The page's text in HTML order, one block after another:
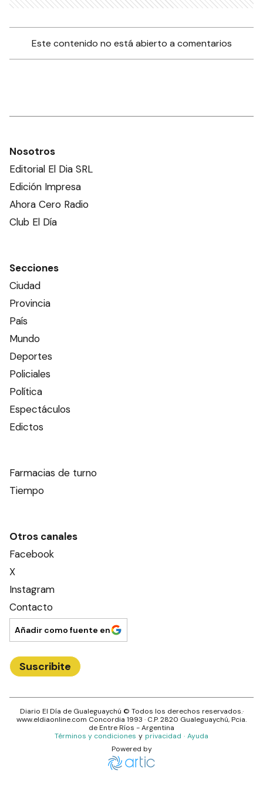
Este contenido no está abierto a comentarios
Nosotros
Editorial El Dia SRL
Edición Impresa
Ahora Cero Radio
Club El Día
Secciones
Ciudad
Provincia
País
Mundo
Deportes
Policiales
Política
Espectáculos
Edictos
Farmacias de turno
Tiempo
Otros canales
Facebook
X
Instagram
Contacto
Añadir como fuente en
Suscribite
Diario El Día de Gualeguaychú © Todos los derechos reservados.·
www.eldiaonline.com Concordia 1993 · C.P.2820 Gualeguaychú, Pcia.
deEntre Ríos - Argentina
Términos y condiciones y privacidad · Ayuda
Powered by